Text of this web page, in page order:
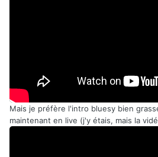
Mais je préfère l'intro bluesy bien
maintenant en live (j'y étais, mais la